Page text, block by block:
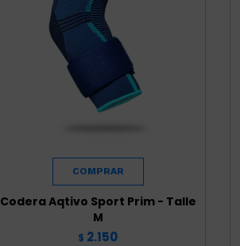
Codera Aqtivo Sport Prim - Talle
M
$ 2.150